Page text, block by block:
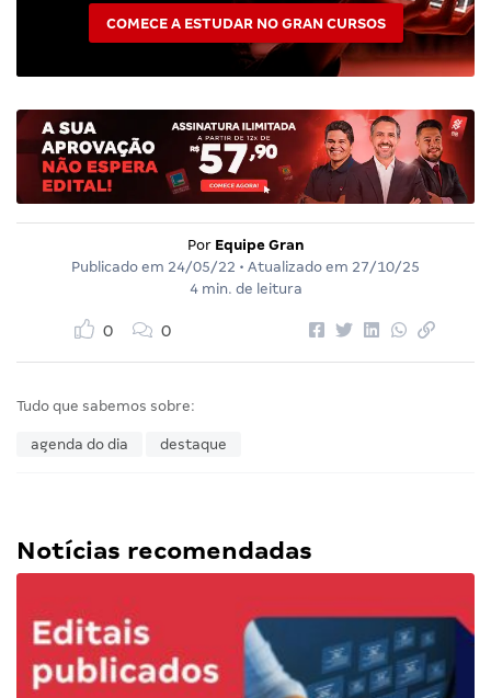
COMECE A ESTUDAR NO GRAN CURSOS
Por Equipe Gran
Publicado em 24/05/22 • Atualizado em 27/10/25
4 min. de leitura
0 0
Tudo que sabemos sobre:
agenda do dia destaque
Notícias recomendadas